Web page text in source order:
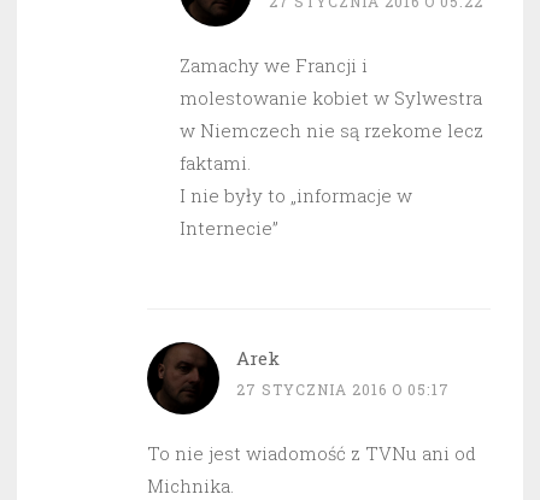
Zamachy we Francji i
molestowanie kobiet w Sylwestra
w Niemczech nie są rzekome lecz
faktami.
I nie były to „informacje w
Internecie”
Arek
27 STYCZNIA 2016 O 05:17
To nie jest wiadomość z TVNu ani od
Michnika.